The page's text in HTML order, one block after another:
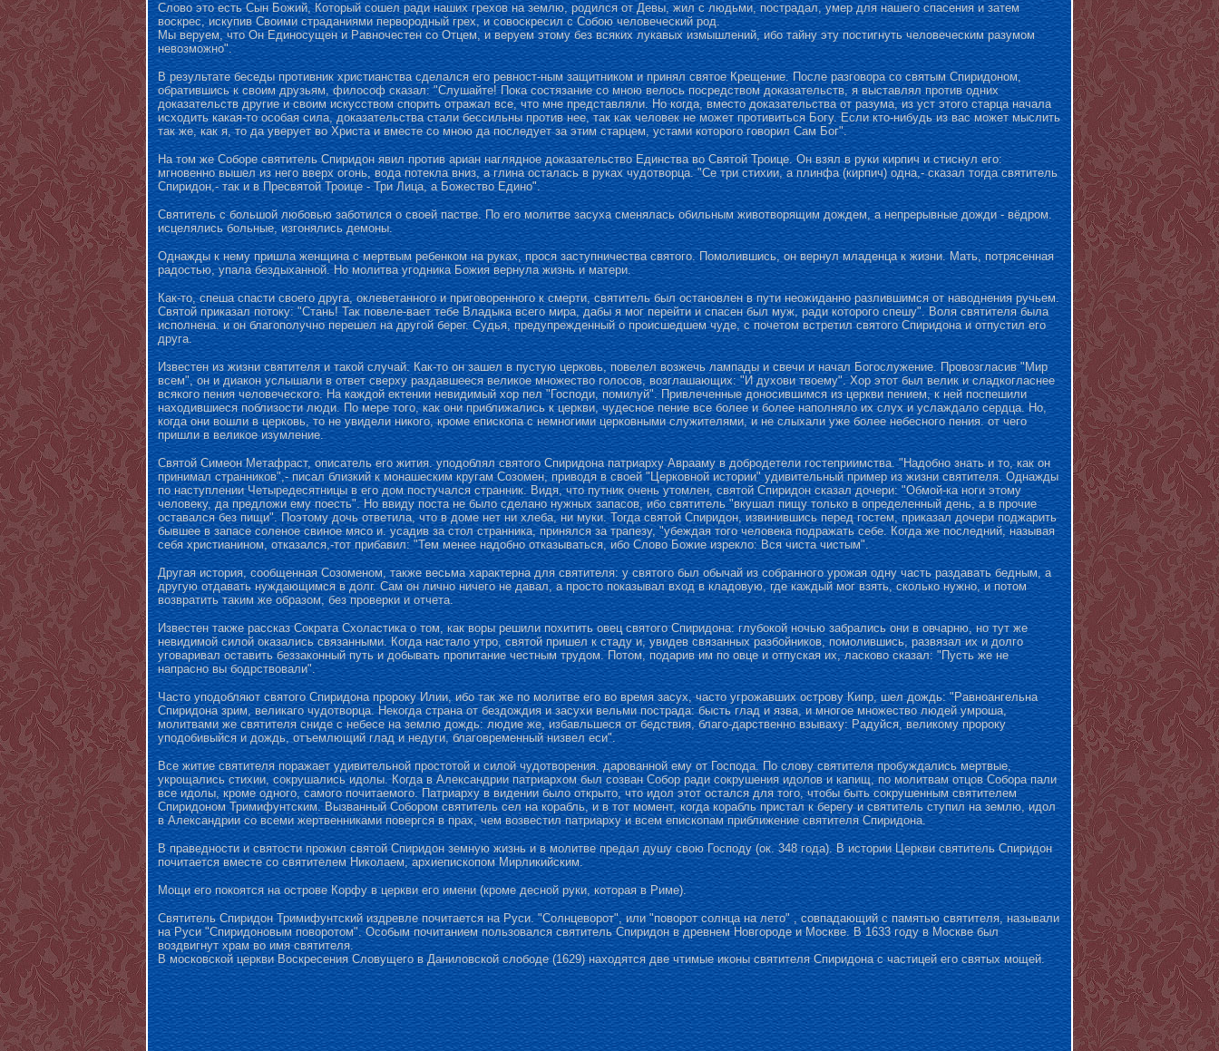
Слово это есть Сын Божий, Который сошел ради наших грехов на землю, родился от Девы, жил с людьми, пострадал, умер для нашего спасения и затем
воскрес, искупив Своими страданиями первородный грех, и совоскресил с Собою человеческий род.
Мы веруем, что Он Единосущен и Равночестен со Отцем, и веруем этому без всяких лукавых измышлений, ибо тайну эту постигнуть человеческим разумом
невозможно".
В результате беседы противник христианства сделался его ревност-ным защитником и принял святое Крещение. После разговора со святым Спиридоном,
обратившись к своим друзьям, философ сказал: "Слушайте! Пока состязание со мною велось посредством доказательств, я выставлял против одних
доказательств другие и своим искусством спорить отражал все, что мне представляли. Но когда, вместо доказательства от разума, из уст этого старца начала
исходить какая-то особая сила, доказательства стали бессильны против нее, так как человек не может противиться Богу. Если кто-нибудь из вас может мыслить
так же, как я, то да уверует во Христа и вместе со мною да последует за этим старцем, устами которого говорил Сам Бог".
На том же Соборе святитель Спиридон явил против ариан наглядное доказательство Единства во Святой Троице. Он взял в руки кирпич и стиснул его:
мгновенно вышел из него вверх огонь, вода потекла вниз, а глина осталась в руках чудотворца. "Се три стихии, а плинфа (кирпич) одна,- сказал тогда святитель
Спиридон,- так и в Пресвятой Троице - Три Лица, а Божество Едино".
Святитель с большой любовью заботился о своей пастве. По его молитве засуха сменялась обильным животворящим дождем, а непрерывные дожди - вёдром.
исцелялись больные, изгонялись демоны.
Однажды к нему пришла женщина с мертвым ребенком на руках, прося заступничества святого. Помолившись, он вернул младенца к жизни. Мать, потрясенная
радостью, упала бездыханной. Но молитва угодника Божия вернула жизнь и матери.
Как-то, спеша спасти своего друга, оклеветанного и приговоренного к смерти, святитель был остановлен в пути неожиданно разлившимся от наводнения ручьем.
Святой приказал потоку: "Стань! Так повеле-вает тебе Владыка всего мира, дабы я мог перейти и спасен был муж, ради которого спешу". Воля святителя была
исполнена. и он благополучно перешел на другой берег. Судья, предупрежденный о происшедшем чуде, с почетом встретил святого Спиридона и отпустил его
друга.
Известен из жизни святителя и такой случай. Как-то он зашел в пустую церковь, повелел возжечь лампады и свечи и начал Богослужение. Провозгласив "Мир
всем", он и диакон услышали в ответ сверху раздавшееся великое множество голосов, возглашающих: "И духови твоему". Хор этот был велик и сладкогласнее
всякого пения человеческого. На каждой ектении невидимый хор пел "Господи, помилуй". Привлеченные доносившимся из церкви пением, к ней поспешили
находившиеся поблизости люди. По мере того, как они приближались к церкви, чудесное пение все более и более наполняло их слух и услаждало сердца. Но,
когда они вошли в церковь, то не увидели никого, кроме епископа с немногими церковными служителями, и не слыхали уже более небесного пения. от чего
пришли в великое изумление.
Святой Симеон Метафраст, описатель его жития. уподоблял святого Спиридона патриарху Аврааму в добродетели гостеприимства. "Надобно знать и то, как он
принимал странников",- писал близкий к монашеским кругам Созомен, приводя в своей "Церковной истории" удивительный пример из жизни святителя. Однажды
по наступлении Четыредесятницы в его дом постучался странник. Видя, что путник очень утомлен, святой Спиридон сказал дочери: "Обмой-ка ноги этому
человеку, да предложи ему поесть". Но ввиду поста не было сделано нужных запасов, ибо святитель "вкушал пищу только в определенный день, а в прочие
оставался без пищи". Поэтому дочь ответила, что в доме нет ни хлеба, ни муки. Тогда святой Спиридон, извинившись перед гостем, приказал дочери поджарить
бывшее в запасе соленое свиное мясо и. усадив за стол странника, принялся за трапезу, "убеждая того человека подражать себе. Когда же последний, называя
себя христианином, отказался,-тот прибавил: "Тем менее надобно отказываться, ибо Слово Божие изрекло: Вся чиста чистым".
Другая история, сообщенная Созоменом, также весьма характерна для святителя: у святого был обычай из собранного урожая одну часть раздавать бедным, а
другую отдавать нуждающимся в долг. Сам он лично ничего не давал, а просто показывал вход в кладовую, где каждый мог взять, сколько нужно, и потом
возвратить таким же образом, без проверки и отчета.
Известен также рассказ Сократа Схоластика о том, как воры решили похитить овец святого Спиридона: глубокой ночью забрались они в овчарню, но тут же
невидимой силой оказались связанными. Когда настало утро, святой пришел к стаду и, увидев связанных разбойников, помолившись, развязал их и долго
уговаривал оставить беззаконный путь и добывать пропитание честным трудом. Потом, подарив им по овце и отпуская их, ласково сказал: "Пусть же не
напрасно вы бодрствовали".
Часто уподобляют святого Спиридона пророку Илии, ибо так же по молитве его во время засух, часто угрожавших острову Кипр, шел дождь: "Равноангельна
Спиридона зрим, великаго чудотворца. Некогда страна от бездождия и засухи вельми пострада: бысть глад и язва, и многое множество людей умроша,
молитвами же святителя сниде с небесе на землю дождь: людие же, избавльшеся от бедствия, благо-дарственно взываху: Радуйся, великому пророку
уподобивыйся и дождь, отъемлющий глад и недуги, благовременный низвел еси".
Все житие святителя поражает удивительной простотой и силой чудотворения. дарованной ему от Господа. По слову святителя пробуждались мертвые,
укрощались стихии, сокрушались идолы. Когда в Александрии патриархом был созван Собор ради сокрушения идолов и капищ, по молитвам отцов Собора пали
все идолы, кроме одного, самого почитаемого. Патриарху в видении было открыто, что идол этот остался для того, чтобы быть сокрушенным святителем
Спиридоном Тримифунтским. Вызванный Собором святитель сел на корабль, и в тот момент, когда корабль пристал к берегу и святитель ступил на землю, идол
в Александрии со всеми жертвенниками повергся в прах, чем возвестил патриарху и всем епископам приближение святителя Спиридона.
В праведности и святости прожил святой Спиридон земную жизнь и в молитве предал душу свою Господу (ок. 348 года). В истории Церкви святитель Спиридон
почитается вместе со святителем Николаем, архиепископом Мирликийским.
Мощи его покоятся на острове Корфу в церкви его имени (кроме десной руки, которая в Риме).
Святитель Спиридон Тримифунтский издревле почитается на Руси. "Солнцеворот", или "поворот солнца на лето" , совпадающий с памятью святителя, называли
на Руси "Спиридоновым поворотом". Особым почитанием пользовался святитель Спиридон в древнем Новгороде и Москве. В 1633 году в Москве был
воздвигнут храм во имя святителя.
В московской церкви Воскресения Словущего в Даниловской слободе (1629) находятся две чтимые иконы святителя Спиридона с частицей его святых мощей.